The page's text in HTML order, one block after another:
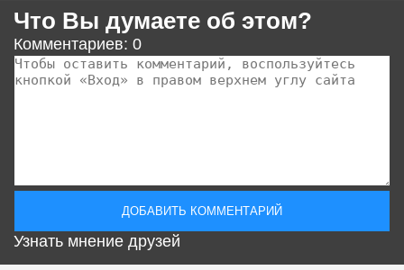
Что Вы думаете об этом?
Комментариев: 0
Узнать мнение друзей